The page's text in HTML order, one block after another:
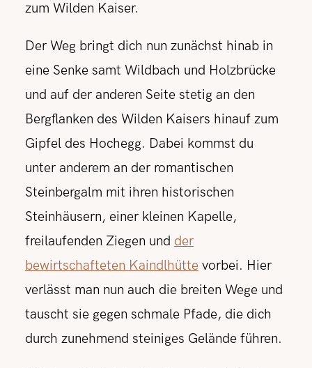
zum Wilden Kaiser.
Der Weg bringt dich nun zunächst hinab in
eine Senke samt Wildbach und Holzbrücke
und auf der anderen Seite stetig an den
Bergflanken des Wilden Kaisers hinauf zum
Gipfel des Hochegg. Dabei kommst du
unter anderem an der romantischen
Steinbergalm mit ihren historischen
Steinhäusern, einer kleinen Kapelle,
freilaufenden Ziegen und der
bewirtschafteten Kaindlhütte vorbei. Hier
verlässt man nun auch die breiten Wege und
tauscht sie gegen schmale Pfade, die dich
durch zunehmend steiniges Gelände führen.